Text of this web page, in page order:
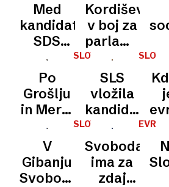
Med
kandidati
SDS
tudi
trije
bivši
poslanci
Kordiševi
v boj za
parlament
tudi z
igralcem
Gojmirjem
Lešnjakom
SLOVENIJA
Po
Grošlju
in Merlu
na listi
Zelenih
Slovenije
tudi
SLS
vložila
kandidatno
listo za
evropske
volitve
SLOVENIJA
V
Gibanju
Svoboda
/
Svoboda
ima za
zdaj